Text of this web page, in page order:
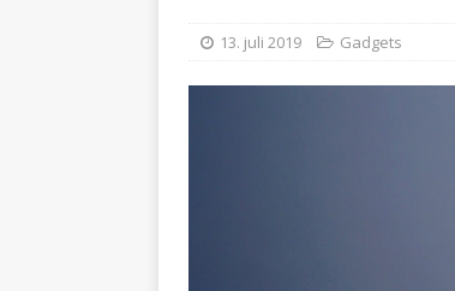
TEKNIK
13. juli 2019 Gadgets